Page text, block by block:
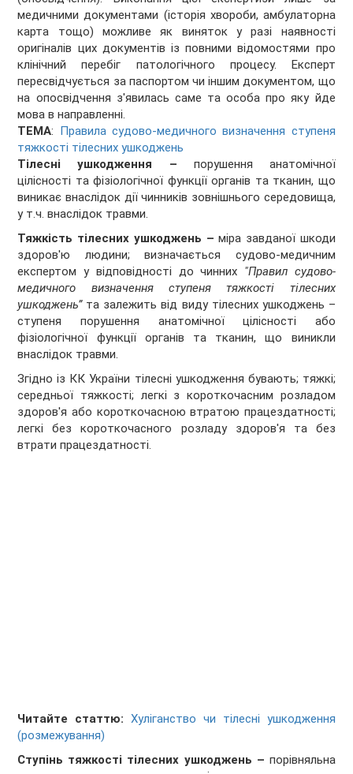
медичними документами (історія хвороби, амбулаторна
карта тощо) можливе як виняток у разі наявності
оригіналів цих документів із повними відомостями про
клінічний перебіг патологічного процесу. Експерт
пересвідчується за паспортом чи іншим документом, що
на опосвідчення з'явилась саме та особа про яку йде
мова в направленні.
ТЕМА: Правила судово-медичного визначення ступеня
тяжкості тілесних ушкоджень
Тілесні ушкодження – порушення анатомічної
цілісності та фізіологічної функції органів та тканин, що
виникає внаслідок дії чинників зовнішнього середовища,
у т.ч. внаслідок травми.
Тяжкість тілесних ушкоджень –міра завданої шкоди
здоров'ю людини; визначається судово-медичним
експертом у відповідності до чинних "Правил судово-
медичного визначення ступеня тяжкості тілесних
ушкоджень”та залежить від виду тілесних ушкоджень –
ступеня порушення анатомічної цілісності або
фізіологічної функції органів та тканин, що виникли
внаслідок травми.
Згідно із КК України тілесні ушкодження бувають; тяжкі;
середньої тяжкості; легкі з короткочасним розладом
здоров'я або короткочасною втратою працездатності;
легкі без короткочасного розладу здоров'я та без
втрати працездатності.
Читайте статтю:Хуліганство чи тілесні ушкодження
(розмежування)
Ступінь тяжкості тілесних ушкоджень – порівняльна